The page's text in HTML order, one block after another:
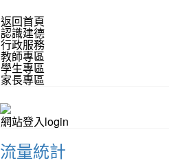
返回首頁
認識建德
行政服務
教師專區
學生專區
家長專區
網站登入login
流量統計